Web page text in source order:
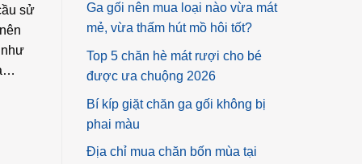
sử
Ga gối nên mua loại nào vừa mát
mẻ, vừa thấm hút mồ hôi tốt?
Top 5 chăn hè mát rượi cho bé
được ưa chuộng 2026
Bí kíp giặt chăn ga gối không bị
phai màu
Địa chỉ mua chăn bốn mùa tại